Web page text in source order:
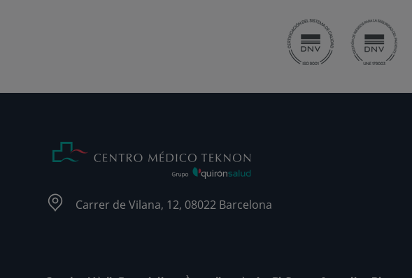
Carrer de Vilana, 12, 08022 Barcelona